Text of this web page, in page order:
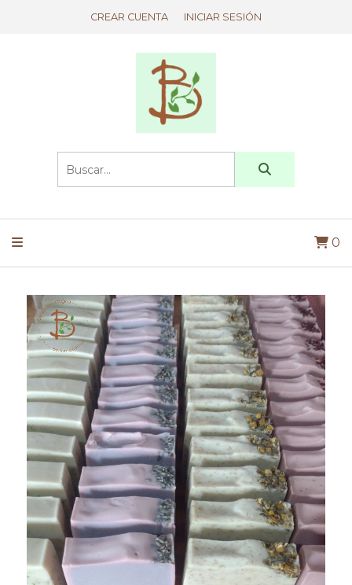
CREAR CUENTA INICIAR SESIÓN
0